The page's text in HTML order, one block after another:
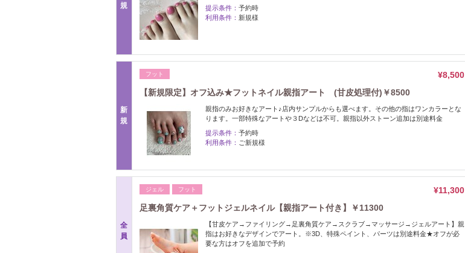
規
提示条件： 予約時
利用条件： 新規様
新
規
フット
¥8,500
【新規限定】オフ込み★フットネイル親指アート (甘皮処理付)￥8500
親指のみお好きなアート♪店内サンプルからも選べます。その他の指はワンカラーとな
ります。一部特殊なアートや３Dなどは不可。親指以外ストーン追加は別途料金
提示条件： 予約時
利用条件： ご新規様
全
員
ジェル フット
¥11,300
足裏角質ケア＋フットジェルネイル【親指アート付き】￥11300
【甘皮ケア→ファイリング→足裏角質ケア→スクラブ→マッサージ→ジェルアート】親
指はお好きなデザインでアート。※3D、特殊ペイント、パーツは別途料金★オフが必
要な方はオフを追加で予約